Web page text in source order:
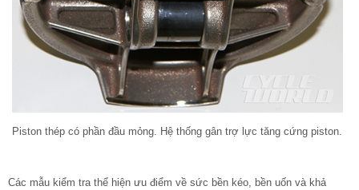
Piston thép có phần đầu mỏng. Hệ thống gân trợ lực tăng cứng piston.
Các mẫu kiểm tra thể hiện ưu điểm về sức bền kéo, bền uốn và khả